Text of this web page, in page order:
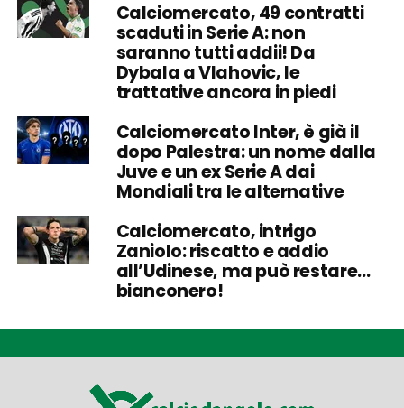
Calciomercato, 49 contratti
scaduti in Serie A: non
saranno tutti addii! Da
Dybala a Vlahovic, le
trattative ancora in piedi
Calciomercato Inter, è già il
dopo Palestra: un nome dalla
Juve e un ex Serie A dai
Mondiali tra le alternative
Calciomercato, intrigo
Zaniolo: riscatto e addio
all’Udinese, ma può restare…
bianconero!